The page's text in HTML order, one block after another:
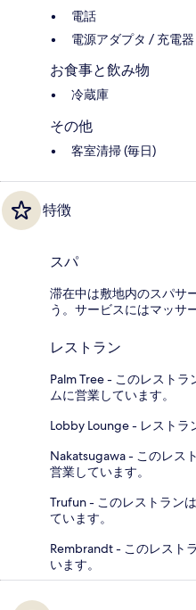
電話
電源アダプタ / 充電器
お食事と飲み物
冷蔵庫
その他
客室清掃 (毎日)
特徴
スパ
滞在中は敷地内のスパサ
う。サービスにはマッサ
レストラン
Palm Tree - このレスト
ムに営業しています。
Lobby Lounge - レストラ
Nakatsugawa - このレス
営業しています。
Trufun - このレストラン
ています。
Rembrandt - このレスト
います。